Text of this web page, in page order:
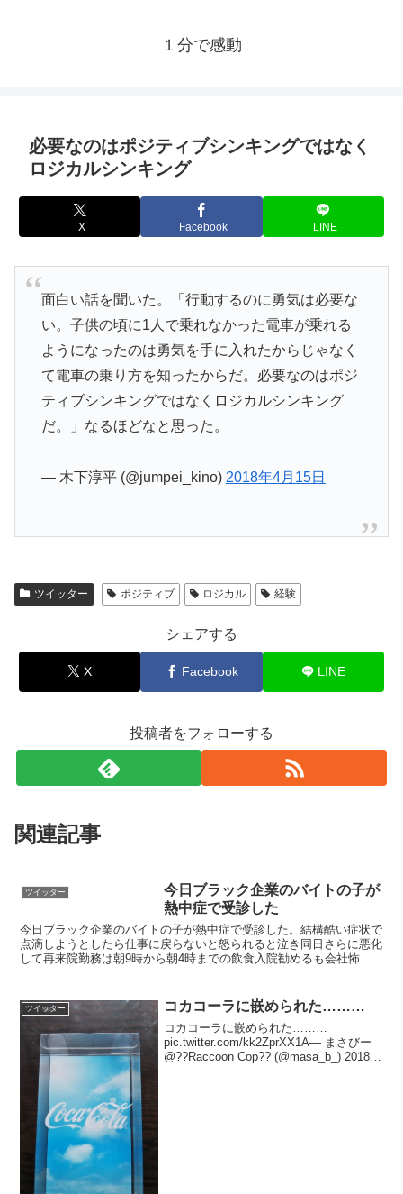
１分で感動
必要なのはポジティブシンキングではなく
ロジカルシンキング
X Facebook LINE
面白い話を聞いた。「行動するのに勇気は必要な
い。子供の頃に1人で乗れなかった電車が乗れる
ようになったのは勇気を手に入れたからじゃなく
て電車の乗り方を知ったからだ。必要なのはポジ
ティブシンキングではなくロジカルシンキング
だ。」なるほどなと思った。
— 木下淳平 (@jumpei_kino) 2018年4月15日
ツイッター ポジティブ ロジカル 経験
シェアする
X Facebook LINE
投稿者をフォローする
関連記事
ツイッター
今日ブラック企業のバイトの子が
熱中症で受診した
今日ブラック企業のバイトの子が熱中症で受診した。結構酷い症状で
点滴しようとしたら仕事に戻らないと怒られると泣き同日さらに悪化
して再来院勤務は朝9時から朝4時までの飲食入院勧めるも会社怖い
ツイッター コカコーラに嵌められた………
コカコーラに嵌められた………
pic.twitter.com/kk2ZprXX1A— まさびー
@??Raccoon Cop?? (@masa_b_) 2018年